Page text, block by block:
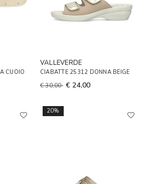
CUOIO
VALLEVERDE
CIABATTE 25312 DONNA BEIGE
€ 30,00 € 24,00
20%